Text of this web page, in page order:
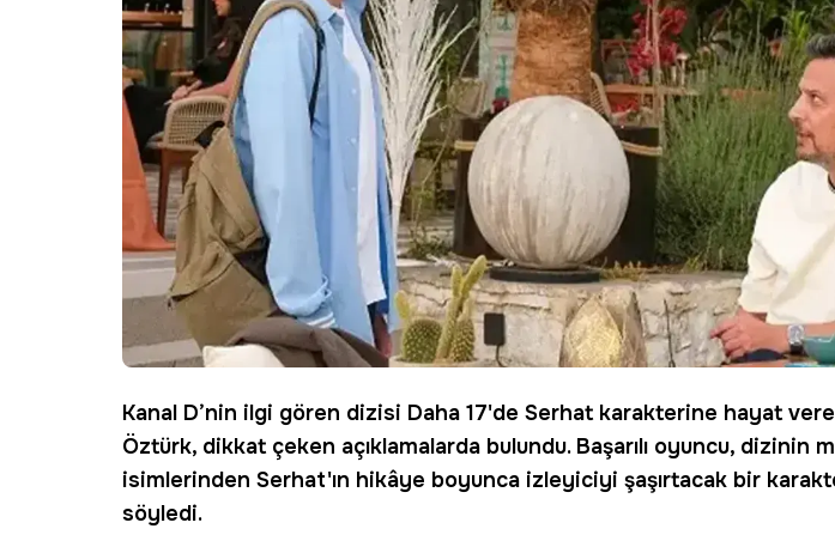
Kanal D’nin ilgi gören dizisi Daha 17'de Serhat karakterine hayat
Öztürk, dikkat çeken açıklamalarda bulundu. Başarılı oyuncu, dizinin
isimlerinden Serhat'ın hikâye boyunca izleyiciyi şaşırtacak bir
söyledi.